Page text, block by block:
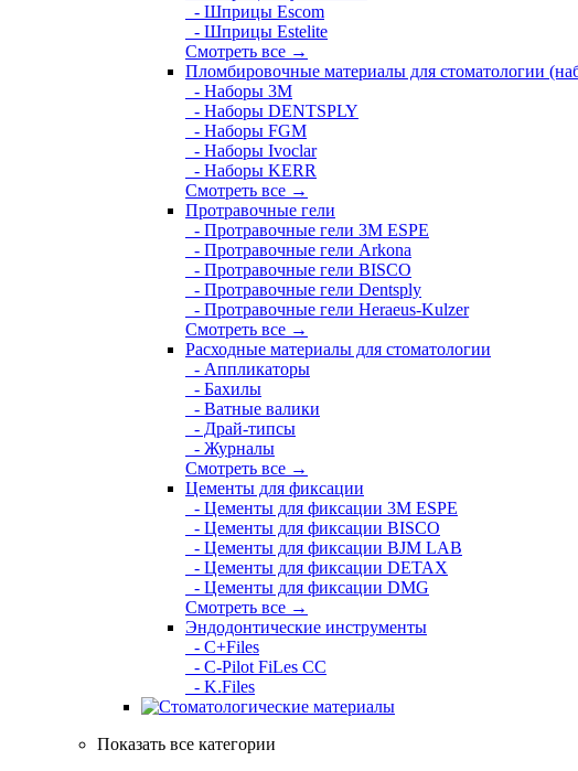
- Шприцы Escom
- Шприцы Estelite
Смотреть все →
Пломбировочные материалы для стоматологии
- Наборы 3М
- Наборы DENTSPLY
- Наборы FGM
- Наборы Ivoclar
- Наборы KERR
Смотреть все →
Протравочные гели
- Протравочные гели 3М ESPE
- Протравочные гели Arkona
- Протравочные гели BISCO
- Протравочные гели Dentsply
- Протравочные гели Heraeus-Kulzer
Смотреть все →
Расходные материалы для стоматологии
- Аппликаторы
- Бахилы
- Ватные валики
- Драй-типсы
- Журналы
Смотреть все →
Цементы для фиксации
- Цементы для фиксации 3M ESPE
- Цементы для фиксации BISCO
- Цементы для фиксации BJM LAB
- Цементы для фиксации DETAX
- Цементы для фиксации DMG
Смотреть все →
Эндодонтические инструменты
- C+Files
- C-Pilot FiLes CC
- K.Files
Показать все категории